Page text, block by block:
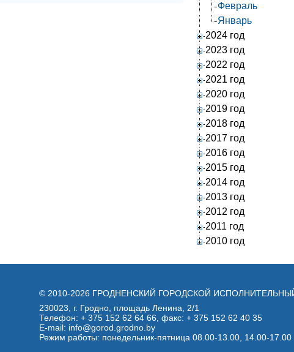
Февраль
Январь
2024 год
2023 год
2022 год
2021 год
2020 год
2019 год
2018 год
2017 год
2016 год
2015 год
2014 год
2013 год
2012 год
2011 год
2010 год
© 2010-2026 ГРОДНЕНСКИЙ ГОРОДСКОЙ
230023, г. Гродно, площадь Ленина, 2/1
Телефон: + 375 152 62 64 66 , факс: + 375 152 62 40 35
E-mail: info@gorod.grodno.by
Режим работы: понедельник-пятница 08.00-13.00, 14.00-17.00